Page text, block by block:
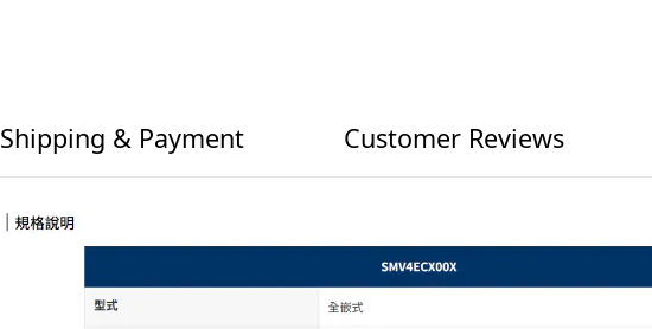
Shipping & Payment Customer Reviews